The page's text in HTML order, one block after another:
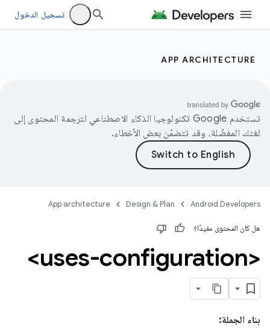
تسجيل الدخول
APP ARCHITECTURE
تستخدم Google تكنولوجيا الذكاء الاصطناعي لترجمة المحتوى إلى
لغتك المفضّلة، وقد تتضمّن بعض الأخطاء.
Android Developers
Design & Plan
App architecture
هل كان المحتوى مفيدًا؟
<uses-configuration>
بناء الجملة: